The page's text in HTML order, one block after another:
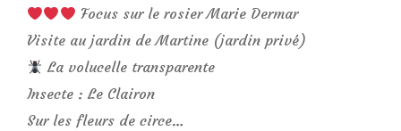
Focus sur le rosier Marie Dermar
Visite au jardin de Martine (jardin privé)
La volucelle transparente
Insecte : Le Clairon
Sur les fleurs de circe…